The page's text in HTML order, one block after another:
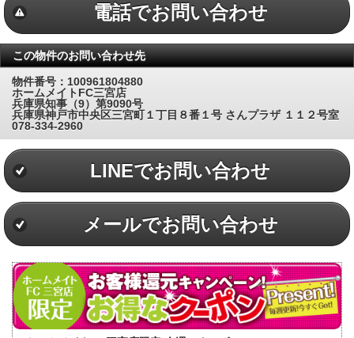
電話でお問い合わせ
この物件のお問い合わせ先
物件番号：100961804880
ホームメイトFC三宮店
兵庫県知事（9）第9090号
兵庫県神戸市中央区三宮町１丁目８番１号 さんプラザ １１２号室
078-334-2960
LINEでお問い合わせ
メールでお問い合わせ